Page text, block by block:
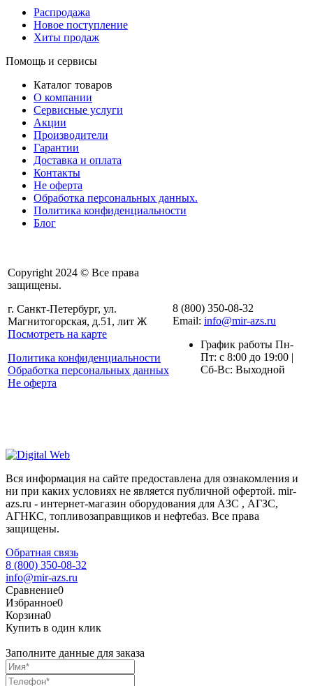
Распродажа
Новое поступление
Хиты продаж
Помощь и сервисы
Каталог товаров
О компании
Сервисные услуги
Акции
Производители
Гарантии
Доставка и оплата
Контакты
Не оферта
Обработка персональных данных.
Политика конфиденциальности
Блог
Copyright 2024 © Все права
защищены.
г. Санкт-Петербург, ул.
Магнитогорская, д.51, лит Ж
Посмотреть на карте
Политика конфиденциальности
Обработка персональных данных
Не оферта
8 (800) 350-08-32
Email: info@mir-azs.ru
График работы Пн-
Пт: с 8:00 до 19:00 |
Сб-Вс: Выходной
Вся информация на сайте предоставлена для ознакомления и
ни при каких условиях не является публичной офертой. mir-
azs.ru - интернет-магазин оборудования для АЗС , АГЗС,
АГНКС, топливозаправщиков и нефтебаз. Все права
защищены.
Обратная связь
8 (800) 350-08-32
info@mir-azs.ru
Сравнение0
Избранное0
Корзина0
Купить в один клик
Заполните данные для заказа